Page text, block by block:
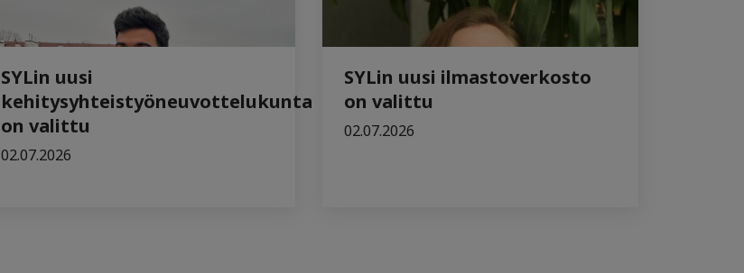
SYLin uusi
kehitysyhteistyöneuvottelukunta
on valittu
02.07.2026
SYLin uusi ilmastoverkosto
on valittu
02.07.2026